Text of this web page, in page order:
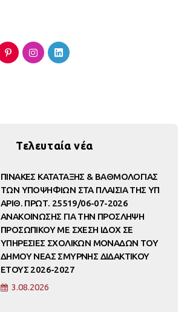
Τελευταία νέα
ΠΙΝΑΚΕΣ ΚΑΤΑΤΑΞΗΣ & ΒΑΘΜΟΛΟΓΙΑΣ
ΤΩΝ ΥΠΟΨΗΦΙΩΝ ΣΤΑ ΠΛΑΙΣΙΑ ΤΗΣ ΥΠ
ΑΡΙΘ. ΠΡΩΤ. 25519/06-07-2026
ΑΝΑΚΟΙΝΩΣΗΣ ΓΙΑ ΤΗΝ ΠΡΟΣΛΗΨΗ
ΠΡΟΣΩΠΙΚΟΥ ΜΕ ΣΧΕΣΗ ΙΔΟΧ ΣΕ
ΥΠΗΡΕΣΙΕΣ ΣΧΟΛΙΚΩΝ ΜΟΝΑΔΩΝ ΤΟΥ
ΔΗΜΟΥ ΝΕΑΣ ΣΜΥΡΝΗΣ ΔΙΔΑΚΤΙΚΟΥ
ΕΤΟΥΣ 2026-2027
3.08.2026